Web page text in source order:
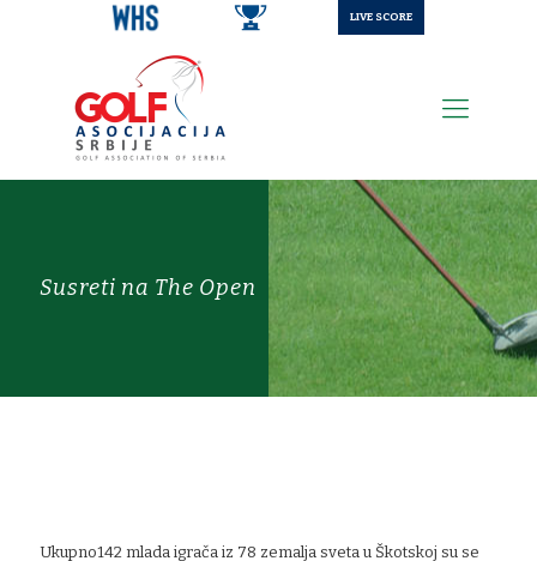
LIVE SCORE
Susreti na The Open
Ukupno142 mlada igrača iz 78 zemalja sveta u Škotskoj su se